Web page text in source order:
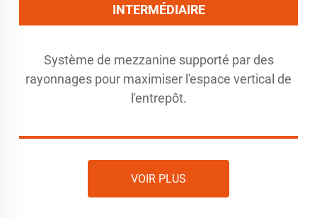
INTERMÉDIAIRE
Système de mezzanine supporté par des
rayonnages pour maximiser l'espace vertical de
l'entrepôt.
VOIR PLUS